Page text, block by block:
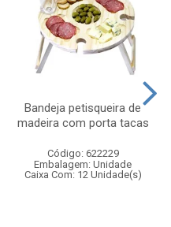
Bandeja petisqueira de
madeira com porta tacas
Código: 622229
Embalagem: Unidade
Caixa Com: 12 Unidade(s)